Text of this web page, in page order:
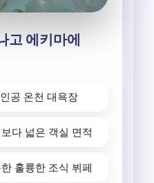
고 에키마에
공 온천 대욕장
다 넓은 객실 면적
훌륭한 조식 뷔페